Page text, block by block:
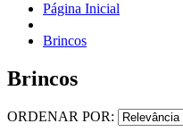
Página Inicial
Brincos
Brincos
ORDENAR POR: